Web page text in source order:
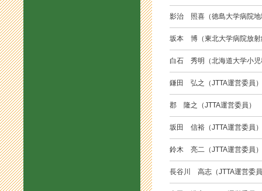
影治 照喜（徳島大学病院地
坂本 博（東北大学病院放射
白石 秀明（北海道大学小児
鎌田 弘之（JTTA運営委員）
郡 隆之（JTTA運営委員）
坂田 信裕（JTTA運営委員）
鈴木 亮二（JTTA運営委員）
長谷川 高志（JTTA運営委